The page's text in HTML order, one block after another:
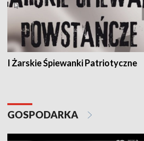
I Żarskie Śpiewanki Patriotyczne
GOSPODARKA